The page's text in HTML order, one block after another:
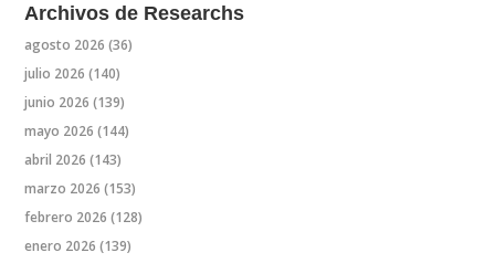
Archivos de Researchs
agosto 2026 (36)
julio 2026 (140)
junio 2026 (139)
mayo 2026 (144)
abril 2026 (143)
marzo 2026 (153)
febrero 2026 (128)
enero 2026 (139)